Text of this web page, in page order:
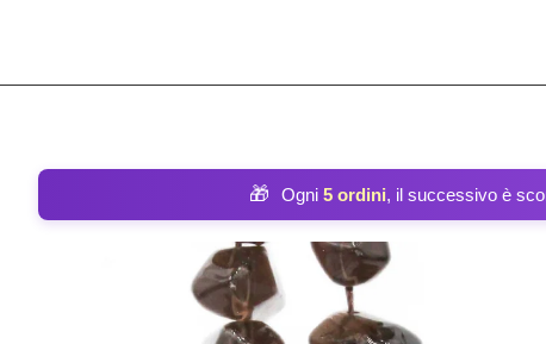
🎁 Ogni 5 ordini, il successivo è